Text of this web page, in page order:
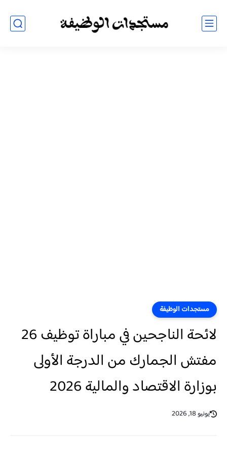
مستجدات الوظيفة
لائحة الناجحين في مباراة توظيف 26
مفتش الجمارك من الدرجة الأولى
بوزارة الاقتصاد والمالية 2026
يونيو 18, 2026